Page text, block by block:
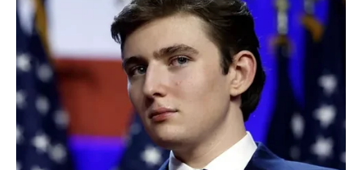
Ako takvu odjeću odmah operete na visokoj temperaturi,
riskirate da se mrlja trajno “zapeče” u vlaknima.
Topla voda
učvršćuje proteinske mrlje, što ih čini gotovo nemogućima
za uklanjanje.
Ispravan pristup je sljedeći:
Prvo isperite mrlju u hladnoj vodi
Po potrebi ostavite da se namače